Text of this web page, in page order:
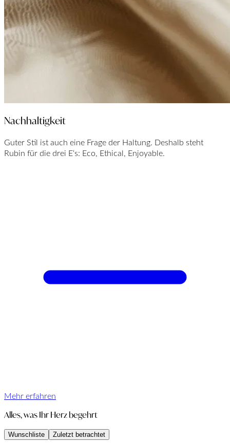
Nachhaltigkeit
Guter Stil ist auch eine Frage der Haltung. Deshalb steht
Rubin für die drei E‘s: Eco, Ethical, Enjoyable.
Mehr erfahren
Alles, was Ihr Herz begehrt
Wunschliste Zuletzt betrachtet